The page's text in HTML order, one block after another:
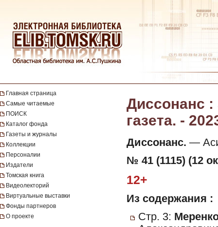
Главная страница
Самые читаемые
ПОИСК
Каталог фонда
Газеты и журналы
Коллекции
Персоналии
Издатели
Томская книга
Видеолекторий
Виртуальные выставки
Фонды партнеров
О проекте
Диссонанс :
газета. -
Диссонанс. —
№ 41 (1115) (12
12+
Из содержания :
Стр. 3: